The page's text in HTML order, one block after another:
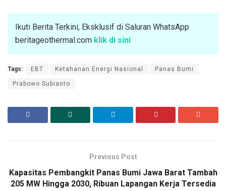
Ikuti Berita Terkini, Eksklusif di Saluran WhatsApp
beritageothermal.com klik di sini
Tags: EBT Ketahanan Energi Nasional Panas Bumi
Prabowo Subianto
Previous Post
Kapasitas Pembangkit Panas Bumi Jawa Barat Tambah
205 MW Hingga 2030, Ribuan Lapangan Kerja Tersedia